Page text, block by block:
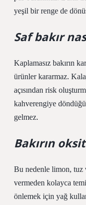
yeşil bir renge de
Saf bakır
Kaplamasız bakırın
ürünler kararmaz.
açısından risk
kahverengiye
gelmez.
Bakırın
Bu nedenle limon, tuz
vermeden kolayca
önlemek için yağ